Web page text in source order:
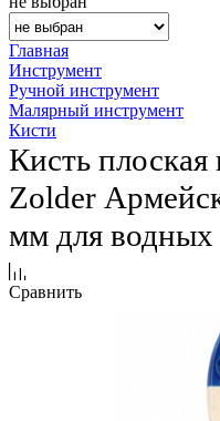
Главная
Инструмент
Ручной инструмент
Малярный инструмент
Кисти
Кисть плоская
Zolder
мм для водных
Сравнить